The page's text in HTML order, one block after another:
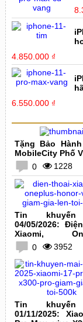
4.850.000 ₫
6.550.000 ₫
Tặng Bảo
MobileCity Phố
0
1228
Tin
04/05/2026:
Xiaomi,
HONOR, vivo
lên tới 300K
0 3952
Tin
01/11/2025: